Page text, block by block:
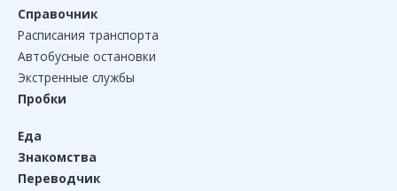
Справочник
Расписания транспорта
Автобусные остановки
Экстренные службы
Пробки
Еда
Знакомства
Переводчик